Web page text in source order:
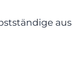
aus